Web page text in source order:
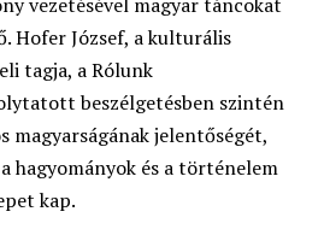
Hofer József, a kulturális
tagja, a Rólunk
beszélgetésben szintén
magyarságának jelentőségét,
hagyományok és a történelem
kap.